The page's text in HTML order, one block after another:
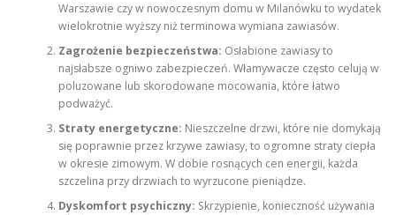
Warszawie czy w nowoczesnym domu w Milanówku to wydatek
wielokrotnie wyższy niż terminowa wymiana zawiasów.
Zagrożenie bezpieczeństwa: Osłabione zawiasy to
najsłabsze ogniwo zabezpieczeń. Włamywacze często celują w
poluzowane lub skorodowane mocowania, które łatwo
podważyć.
Straty energetyczne: Nieszczelne drzwi, które nie domykają
się poprawnie przez krzywe zawiasy, to ogromne straty ciepła
w okresie zimowym. W dobie rosnących cen energii, każda
szczelina przy drzwiach to wyrzucone pieniądze.
Dyskomfort psychiczny: Skrzypienie, konieczność używania